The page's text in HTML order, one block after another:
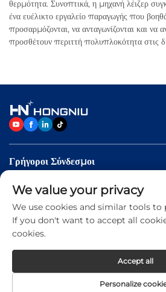
θερμότητα. Συνοπτικά, η μηχανή λέιζερ
ένα ευέλικτο εργαλείο παραγωγής που
προσαρμόζονται, να ανταγωνίζονται και να
προσθέτουν περιττή πολυπλοκότητα στις
Γρήγοροι Σύνδεσμοι
Προϊόντα
Επικοινωνήστε Μαζί Μας
Copyright © 2026 Jinan Hongniu
We value your privacy
We use cookies and similar tools to
If you don't want to accept all
cookies.
Personalize
Accept all